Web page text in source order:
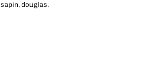
sapin, douglas.